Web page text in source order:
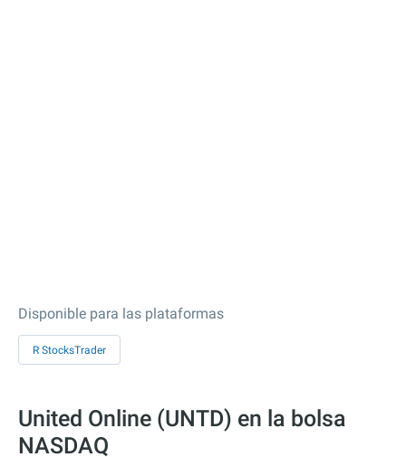
Disponible para las plataformas
R StocksTrader
United Online (UNTD) en la bolsa
NASDAQ